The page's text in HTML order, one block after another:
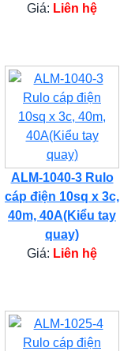
Giá: Liên hệ
ALM-1040-3 Rulo
cáp điện 10sq x 3c,
40m, 40A(Kiểu tay
quay)
Giá: Liên hệ